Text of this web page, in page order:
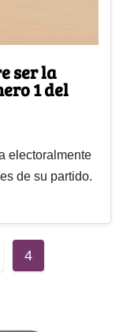
ser la
1 del
electoralmente
de su partido.
4